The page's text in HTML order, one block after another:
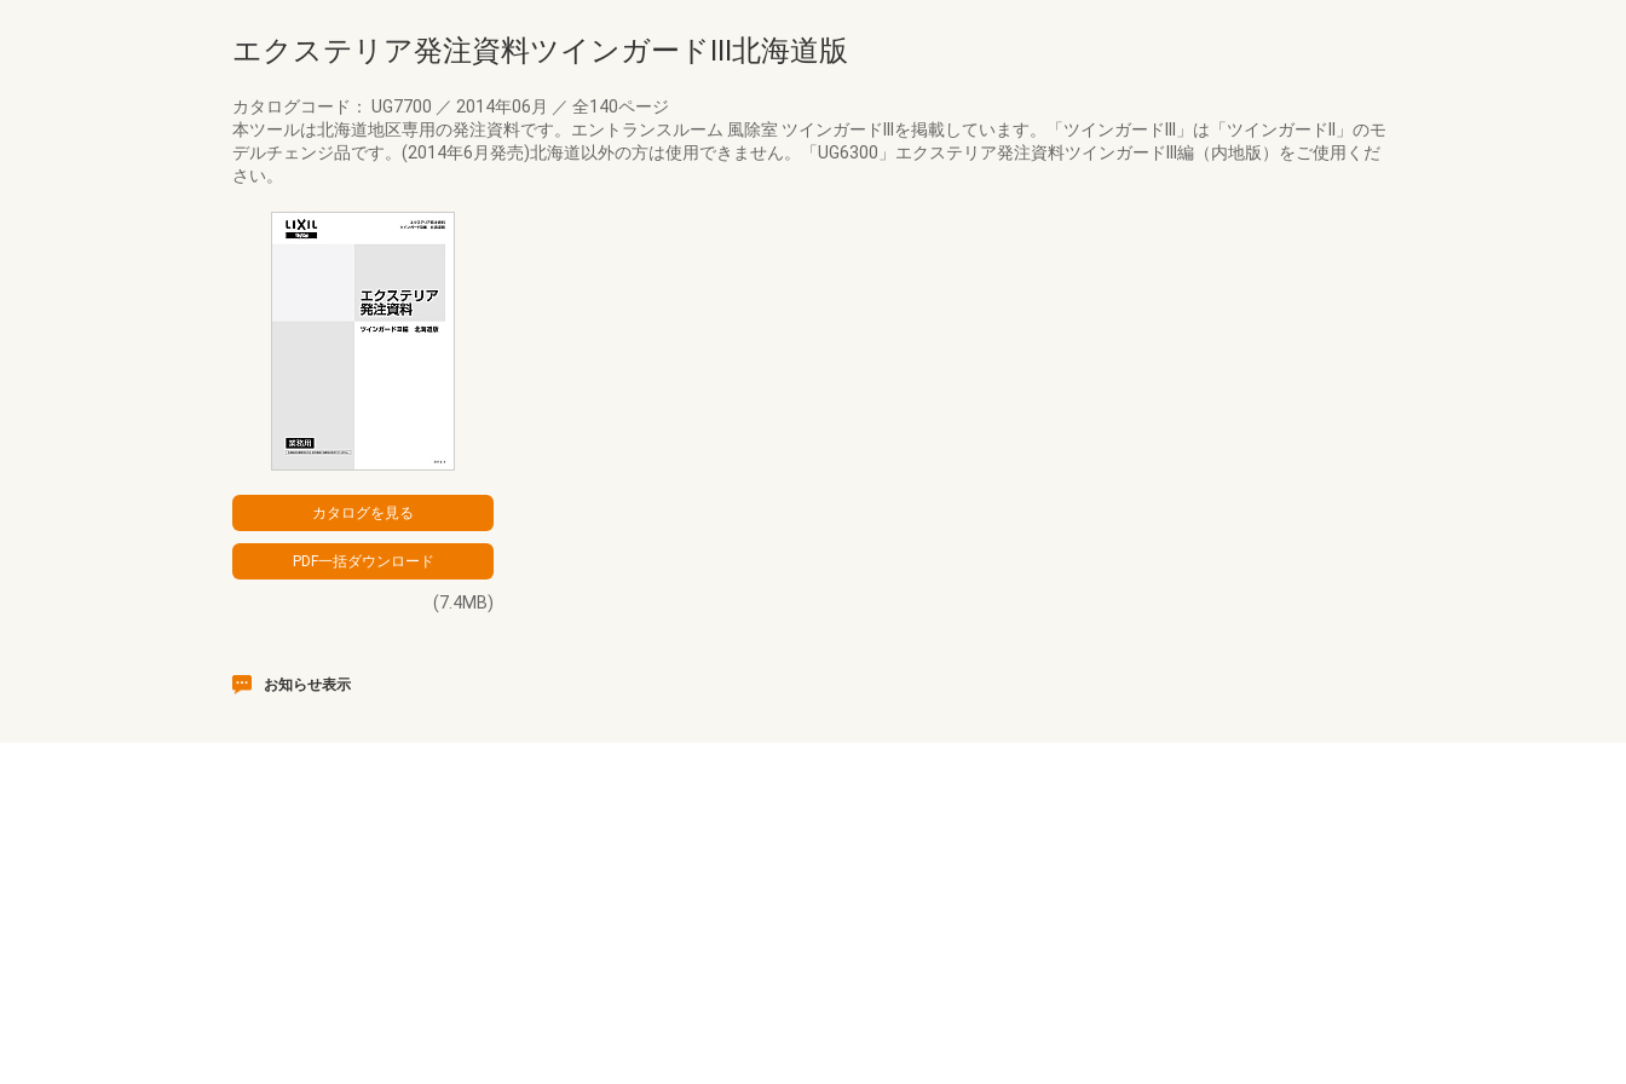
エクステリア発注資料ツインガードIII北海道版
カタログコード： UG7700 ／ 2014年06月 ／ 全140ページ
本ツールは北海道地区専用の発注資料です。エントランスルーム 風除室 ツインガードIIIを掲載しています。「ツインガードIII」は「ツインガードII」のモ
デルチェンジ品です。(2014年6月発売)北海道以外の方は使用できません。「UG6300」エクステリア発注資料ツインガードIII編（内地版）をご使用くだ
さい。
(7.4MB)
お知らせ表示